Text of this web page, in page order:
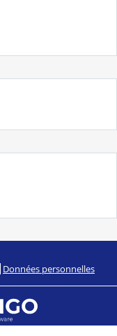
Données personnelles